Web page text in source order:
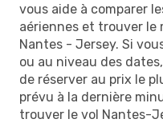
vous aide à comparer
aériennes et trouver le
Nantes - Jersey. Si
ou au niveau des
de réserver au prix le
prévu à la dernière
trouver le vol Nantes-